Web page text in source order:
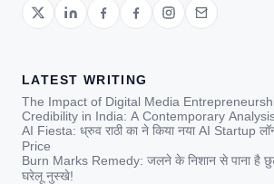
LATEST WRITING
The Impact of Digital Media
Credibility in India: A Contemporary
AI Fiesta: ध्रुव राठी का ने किया नया AI Startup
Price
Burn Marks Remedy: जलने के निशान से पाना है
घरेलू नुस्खे!